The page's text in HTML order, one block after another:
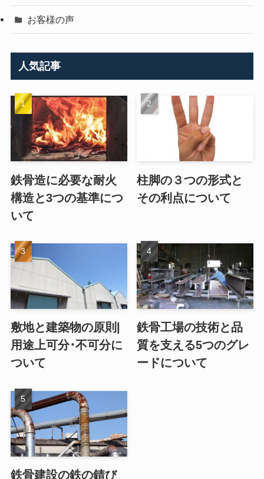
お客様の声
人気記事
鉄骨造に必要な耐火
構造と3つの基準につ
いて
柱脚の３つの形式と
その利点について
敷地と建築物の原則|
用途上可分･不可分に
ついて
鉄骨工場の技術と品
質を支える5つのグレ
ードについて
鉄骨建設の鉄の錆び